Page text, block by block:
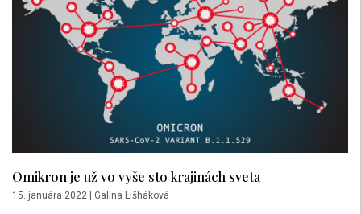
Omikron je už vo vyše sto krajinách sveta
15. januára 2022 | Galina Lišháková